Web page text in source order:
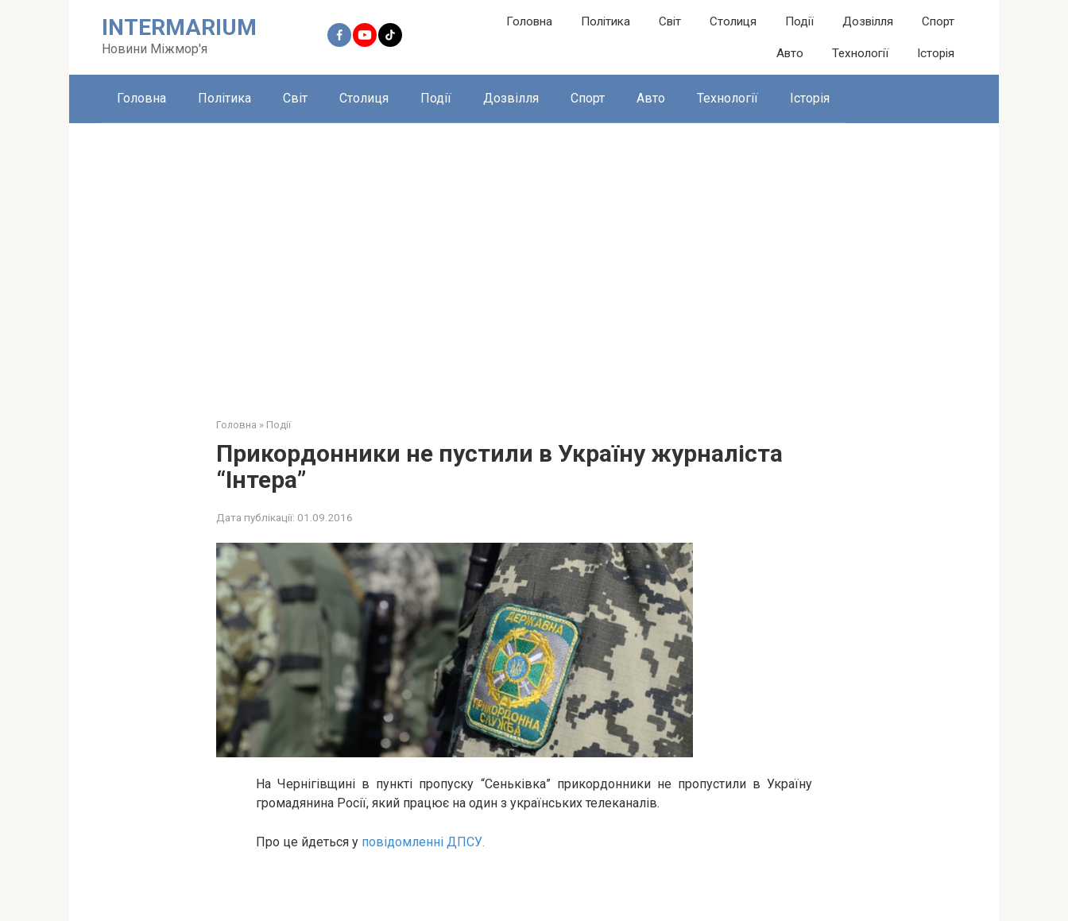
INTERMARIUM
Новини Міжмор'я
Головна Політика Світ Столиця Події Дозвілля Спорт
Авто Технології Історія
Головна Політика Світ Столиця Події Дозвілля Спорт Авто Технології Історія
Головна » Події
Прикордонники не пустили в Україну журналіста
“Інтера”
Дата публікації: 01.09.2016
На Чернігівщині в пункті пропуску “Сеньківка” прикордонники не пропустили в Україну
громадянина Росії, який працює на один з українських телеканалів.
Про це йдеться у повідомленні ДПСУ.